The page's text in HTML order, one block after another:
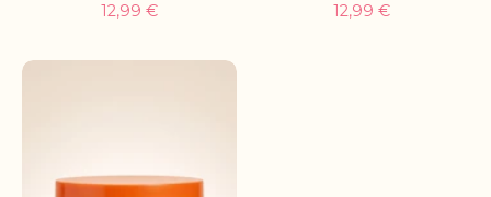
12,99 € 12,99 €